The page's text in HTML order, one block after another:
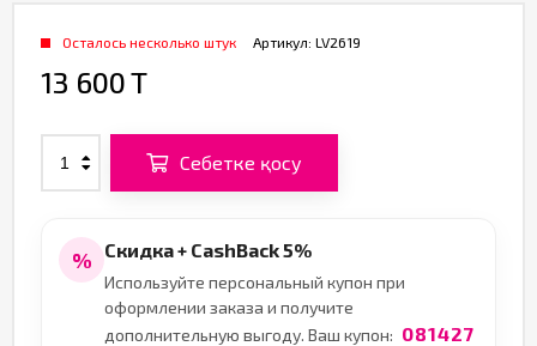
Артикул: LV2619
Осталось несколько штук
13 600 T
Себетке қосу
% Скидка + CashBack 5%
Используйте персональный купон при
оформлении заказа и получите
дополнительную выгоду. Ваш купон: 081427